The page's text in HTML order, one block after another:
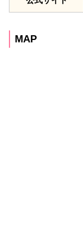
MAP